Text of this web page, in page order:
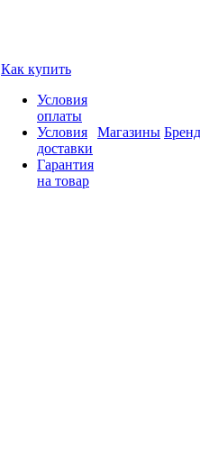
Как купить
Условия
оплаты
Условия
доставки
Гарантия
на товар
Магазины